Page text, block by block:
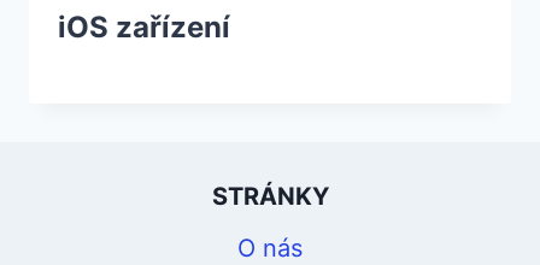
iOS zařízení
STRÁNKY
O nás